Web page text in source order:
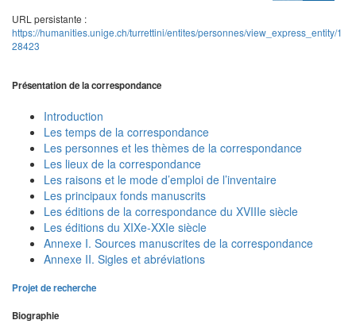
URL persistante :
https://humanities.unige.ch/turrettini/entites/personnes/view_express_entity/1
28423
Présentation de la correspondance
Introduction
Les temps de la correspondance
Les personnes et les thèmes de la correspondance
Les lieux de la correspondance
Les raisons et le mode d’emploi de l’inventaire
Les principaux fonds manuscrits
Les éditions de la correspondance du XVIIIe siècle
Les éditions du XIXe-XXIe siècle
Annexe I. Sources manuscrites de la correspondance
Annexe II. Sigles et abréviations
Projet de recherche
Biographie